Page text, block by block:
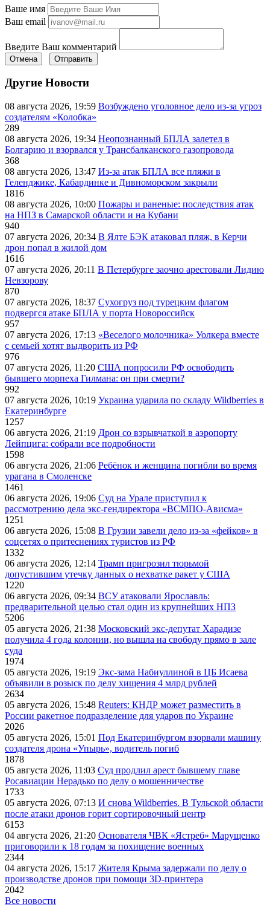
Ваше имя
Ваш email
Введите Ваш комментарий
Отмена Отправить
Другие Новости
08 августа 2026, 19:59 Возбуждено уголовное дело из-за угроз
создателям «Колобка»
289
08 августа 2026, 19:34 Неопознанный БПЛА залетел в
Болгарию и взорвался у Трансбалканского газопровода
368
08 августа 2026, 13:47 Из-за атак БПЛА все пляжи в
Геленджике, Кабардинке и Дивноморском закрыли
1816
08 августа 2026, 10:00 Пожары и раненые: последствия атак
на НПЗ в Самарской области и на Кубани
940
07 августа 2026, 20:34 В Ялте БЭК атаковал пляж, в Керчи
дрон попал в жилой дом
1616
07 августа 2026, 20:11 В Петербурге заочно арестовали Лидию
Невзорову
870
07 августа 2026, 18:37 Сухогруз под турецким флагом
подвергся атаке БПЛА у порта Новороссийск
957
07 августа 2026, 17:13 «Веселого молочника» Уолкера вместе
с семьей хотят выдворить из РФ
976
07 августа 2026, 11:20 США попросили РФ освободить
бывшего морпеха Гилмана: он при смерти?
992
07 августа 2026, 10:19 Украина ударила по складу Wildberries в
Екатеринбурге
1257
06 августа 2026, 21:19 Дрон со взрывчаткой в аэропорту
Лейпцига: собрали все подробности
1598
06 августа 2026, 21:06 Ребёнок и женщина погибли во время
урагана в Смоленске
1461
06 августа 2026, 19:06 Суд на Урале приступил к
рассмотрению дела экс-гендиректора «ВСМПО-Ависма»
1251
06 августа 2026, 15:08 В Грузии завели дело из-за «фейков» в
соцсетях о притеснениях туристов из РФ
1332
06 августа 2026, 12:14 Трамп пригрозил тюрьмой
допустившим утечку данных о нехватке ракет у США
1220
06 августа 2026, 09:34 ВСУ атаковали Ярославль:
предварительной целью стал один из крупнейших НПЗ
5206
05 августа 2026, 21:38 Московский экс-депутат Харадизе
получила 4 года колонии, но вышла на свободу прямо в зале
суда
1974
05 августа 2026, 19:19 Экс-зама Набиуллиной в ЦБ Исаева
объявили в розыск по делу хищения 4 млрд рублей
2634
05 августа 2026, 15:48 Reuters: КНДР может разместить в
России ракетное подразделение для ударов по Украине
2026
05 августа 2026, 15:01 Под Екатеринбургом взорвали машину
создателя дрона «Упырь», водитель погиб
1878
05 августа 2026, 11:03 Суд продлил арест бывшему главе
Росавиации Нерадько по делу о мошенничестве
1733
05 августа 2026, 07:13 И снова Wildberries. В Тульской области
после атаки дронов горит сортировочный центр
6153
04 августа 2026, 21:20 Основателя ЧВК «Ястреб» Марущенко
приговорили к 18 годам за похищение военных
2344
04 августа 2026, 15:17 Жителя Крыма задержали по делу о
производстве дронов при помощи 3D‑принтера
2042
Все новости